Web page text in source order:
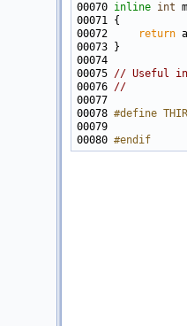
00070 inline int
00072
return
00075 // Useful
00076 //
00078 #define
00079
00080 #endif